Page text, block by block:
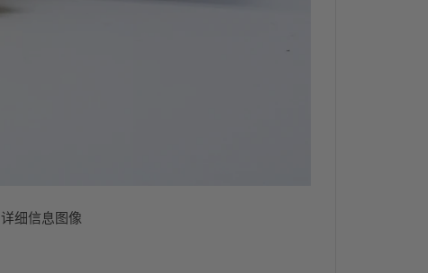
详细信息图像